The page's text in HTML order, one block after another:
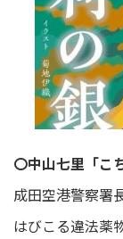
〇中山七里「こ
成田空港警察署
はびこる違法薬